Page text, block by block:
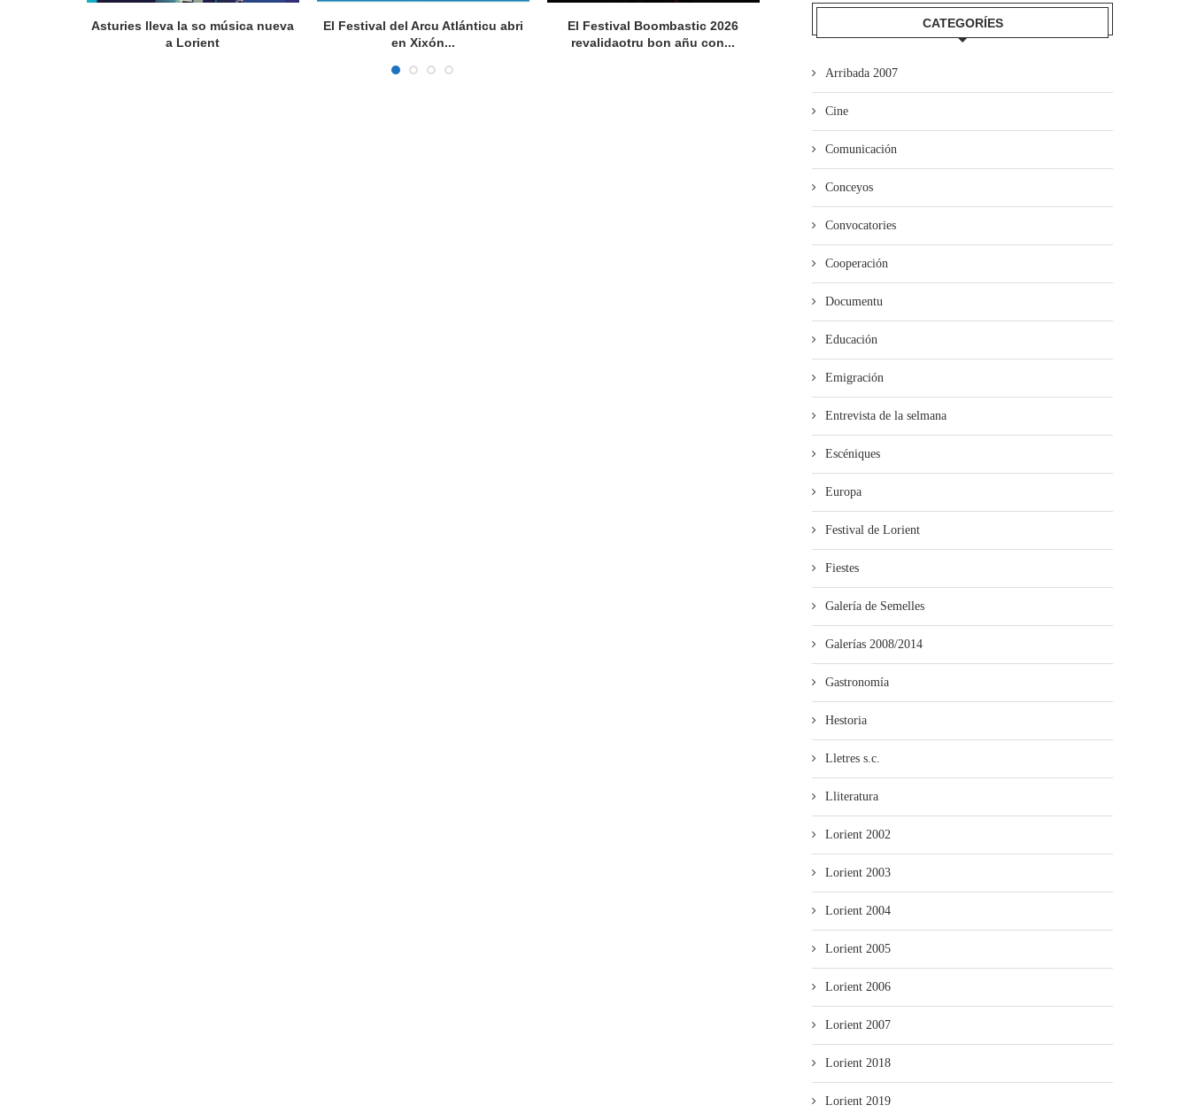
Asturies lleva la so música nueva
a Lorient
El Festival del Arcu Atlánticu abri
en Xixón...
El Festival Boombastic 2026
revalidaotru bon añu con...
Semando Son amuesa’l nuevu folk
asturiano
mercáu con...
CATEGORÍES
Arribada 2007
Cine
Comunicación
Conceyos
Convocatories
Cooperación
Documentu
Educación
Emigración
Entrevista de la selmana
Escéniques
Europa
Festival de Lorient
Fiestes
Galería de Semelles
Galerías 2008/2014
Gastronomía
Hestoria
Lletres s.c.
Lliteratura
Lorient 2002
Lorient 2003
Lorient 2004
Lorient 2005
Lorient 2006
Lorient 2007
Lorient 2018
Lorient 2019